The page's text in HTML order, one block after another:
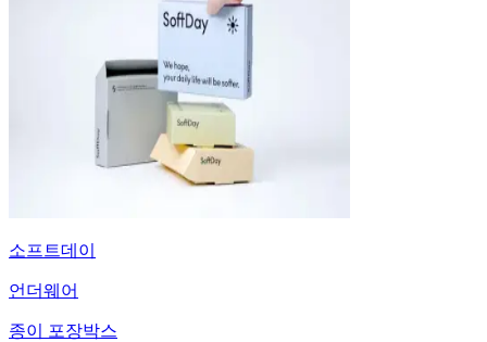
소프트데이
언더웨어
종이 포장박스